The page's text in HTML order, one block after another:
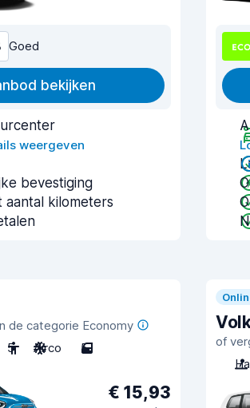
Goed
bekijken
weergeven
bevestiging
kilometers
de categorie Economy
5 Airco 5
€ 15,93
of